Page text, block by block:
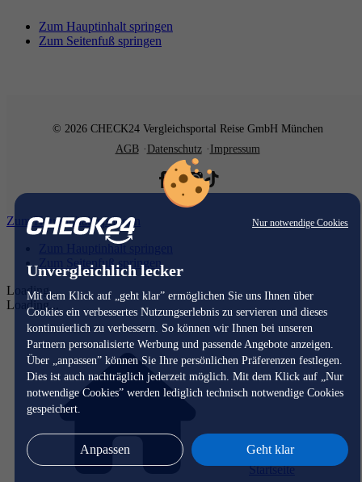
Nur notwendige Cookies
Unvergleichlich lecker
Mit dem Klick auf „geht klar” ermöglichen Sie uns Ihnen über
Cookies ein verbessertes Nutzungserlebnis zu servieren und dieses
kontinuierlich zu verbessern. So können wir Ihnen bei unseren
Partnern personalisierte Werbung und passende Angebote anzeigen.
Über „anpassen” können Sie Ihre persönlichen Präferenzen festlegen.
Dies ist auch nachträglich jederzeit möglich. Mit dem Klick auf „Nur
notwendige Cookies” werden lediglich technisch notwendige Cookies
gespeichert.
Anpassen Geht klar
Zum Hauptinhalt springen
Zum Seitenfuß springen
© 2026 CHECK24 Vergleichsportal Reise GmbH München
AGB
Datenschutz Impressum
Zum Hauptinhalt springen
Zum Hauptinhalt springen
Zum Seitenfuß springen
Loading...
Loading...
Startseite